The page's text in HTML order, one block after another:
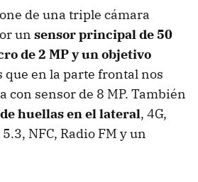
de una triple cámara
un sensor principal de 50
de 2 MP y un objetivo
que en la parte frontal nos
con sensor de 8 MP. También
huellas en el lateral, 4G,
NFC, Radio FM y un